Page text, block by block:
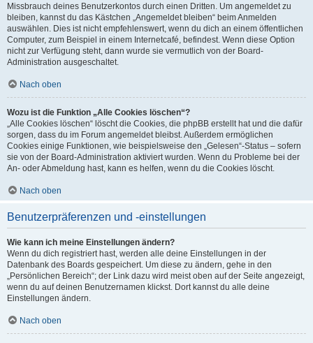
Missbrauch deines Benutzerkontos durch einen Dritten. Um angemeldet zu
bleiben, kannst du das Kästchen „Angemeldet bleiben“ beim Anmelden
auswählen. Dies ist nicht empfehlenswert, wenn du dich an einem öffentlichen
Computer, zum Beispiel in einem Internetcafé, befindest. Wenn diese Option
nicht zur Verfügung steht, dann wurde sie vermutlich von der Board-
Administration ausgeschaltet.
Nach oben
Wozu ist die Funktion „Alle Cookies löschen“?
„Alle Cookies löschen“ löscht die Cookies, die phpBB erstellt hat und die dafür
sorgen, dass du im Forum angemeldet bleibst. Außerdem ermöglichen
Cookies einige Funktionen, wie beispielsweise den „Gelesen“-Status – sofern
sie von der Board-Administration aktiviert wurden. Wenn du Probleme bei der
An- oder Abmeldung hast, kann es helfen, wenn du die Cookies löscht.
Nach oben
Benutzerpräferenzen und -einstellungen
Wie kann ich meine Einstellungen ändern?
Wenn du dich registriert hast, werden alle deine Einstellungen in der
Datenbank des Boards gespeichert. Um diese zu ändern, gehe in den
„Persönlichen Bereich“; der Link dazu wird meist oben auf der Seite angezeigt,
wenn du auf deinen Benutzernamen klickst. Dort kannst du alle deine
Einstellungen ändern.
Nach oben